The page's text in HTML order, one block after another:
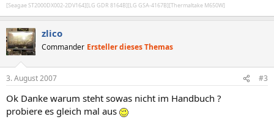
[Seagae ST2000DX002-2DV164][LG GDR 8164B][LG GSA-4167B][Thermaltake M650W]
zlico
Commander Ersteller dieses Themas
3. August 2007 #3
Ok Danke warum steht sowas nicht im Handbuch ?
probiere es gleich mal aus